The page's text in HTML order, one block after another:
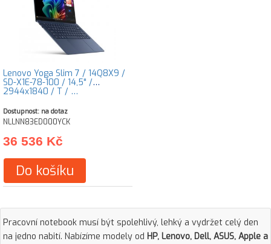
Lenovo Yoga Slim 7 / 14Q8X9 /
SD-X1E-78-100 / 14,5" /
2944x1840 / T / …
Dostupnost: na dotaz
NLLNN83ED000YCK
36 536 Kč
Do košíku
Pracovní notebook musí být spolehlivý, lehký a vydržet celý den
na jedno nabití. Nabízíme modely od HP, Lenovo, Dell, ASUS, Apple a